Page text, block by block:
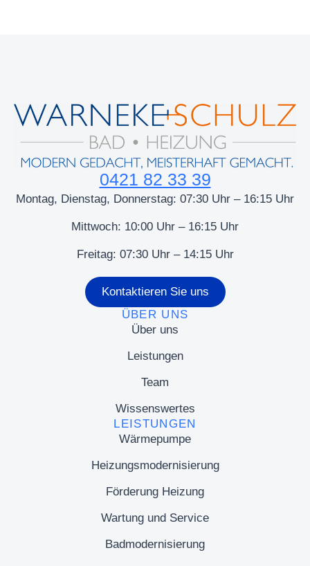
0421 82 33 39
Montag, Dienstag, Donnerstag: 07:30 Uhr – 16:15 Uhr
Mittwoch: 10:00 Uhr – 16:15 Uhr
Freitag: 07:30 Uhr – 14:15 Uhr
Kontaktieren Sie uns
ÜBER UNS
Über uns
Leistungen
Team
Wissenswertes
LEISTUNGEN
Wärmepumpe
Heizungsmodernisierung
Förderung Heizung
Wartung und Service
Badmodernisierung